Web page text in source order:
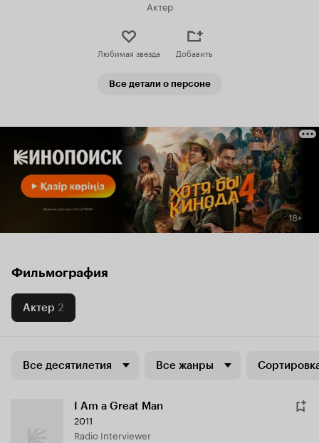
Актер
Любимая звезда Добавить
Все детали о персоне
Фильмография
Актер 2
Все десятилетия Все жанры
I Am a Great Man
2011
Radio Interviewer